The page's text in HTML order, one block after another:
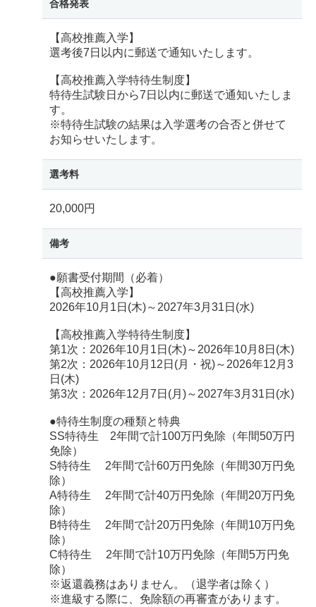
合格発表
【高校推薦入学】
選考後7日以内に郵送で通知いたします。
【高校推薦入学特待生制度】
特待生試験日から7日以内に郵送で通知いたしま
す。
※特待生試験の結果は入学選考の合否と併せて
お知らせいたします。
選考料
20,000円
備考
●願書受付期間（必着）
【高校推薦入学】
2026年10月1日(木)～2027年3月31日(水)
【高校推薦入学特待生制度】
第1次：2026年10月1日(木)～2026年10月8日(木)
第2次：2026年10月12日(月・祝)～2026年12月3
日(木)
第3次：2026年12月7日(月)～2027年3月31日(水)
●特待生制度の種類と特典
SS特待生 2年間で計100万円免除（年間50万円
免除）
S特待生 2年間で計60万円免除（年間30万円免
除）
A特待生 2年間で計40万円免除（年間20万円免
除）
B特待生 2年間で計20万円免除（年間10万円免
除）
C特待生 2年間で計10万円免除（年間5万円免
除）
※返還義務はありません。（退学者は除く）
※進級する際に、免除額の再審査があります。